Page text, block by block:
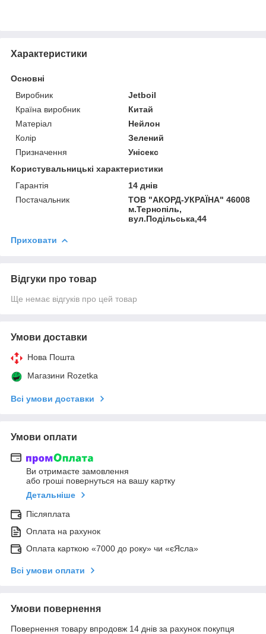
Характеристики
Основні
Виробник
Jetboil
Країна виробник
Китай
Матеріал
Нейлон
Колір
Зелений
Призначення
Унісекс
Користувальницькі характеристики
Гарантія
14 днів
Постачальник
ТОВ "АКОРД-УКРАЇНА" 46008
м.Тернопіль,
вул.Подільська,44
Приховати
Відгуки про товар
Ще немає відгуків про цей товар
Умови доставки
Нова Пошта
Магазини Rozetka
Всі умови доставки
Умови оплати
Ви отримаєте замовлення
або гроші повернуться на вашу картку
Детальніше
Післяплата
Оплата на рахунок
Оплата карткою «7000 до року» чи «єЯсла»
Всі умови оплати
Умови повернення
Повернення товару впродовж 14 днів за рахунок покупця